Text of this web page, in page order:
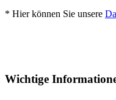
* Hier können Sie unsere
Wichtige